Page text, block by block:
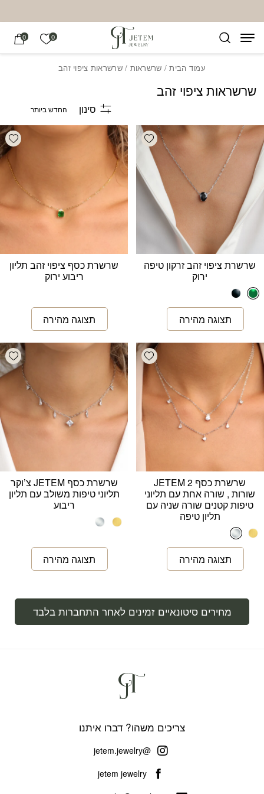
0 הרשימה
0
עמוד הבית/ שרשראות / שרשראות ציפוי זהב
שרשראות ציפוי זהב
סינון
Add wishlist
שרשרת ציפוי זהב זרקון טיפה
ירוק
שרשרת כסף ציפוי זהב תליון
ריבוע ירוק
Add wishlist
שרשרת כסף JETEM 2
שורות , שורה אחת עם תליוני
טיפות קטנים שורה שניה עם
תליון טיפה
שרשרת כסף JETEM צ’וקר
תליוני טיפות משולב עם תליון
ריבוע
מחירים סיטונאיים זמינים לאחר התחברות בלבד
צריכים משהו? דברו איתנו
@jetem.jewelry
jetem jewelry